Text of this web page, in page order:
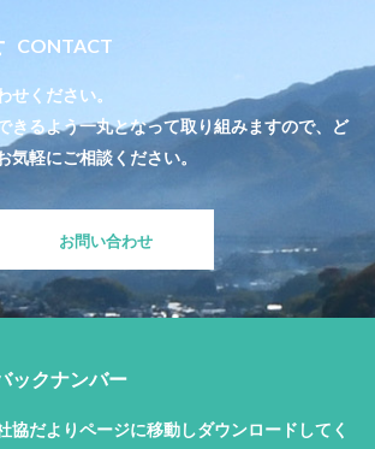
CONTACT
せください。
きるよう一丸となって取り組みますので、ど
気軽にご相談ください。
お問い合わせ
ックナンバー
協だよりページに移動しダウンロードしてく